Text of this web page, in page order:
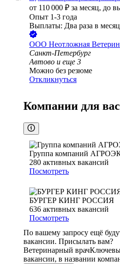
от 110 000 ₽ за месяц, до
Опыт 1-3 года
Выплаты: Два раза в месяц
ООО Неотложная
Санкт-Петербург
Автово и еще 3
Можно без резюме
Откликнуться
Компании для вас
Группа компаний
280 активных вакансий
Посмотреть
БУРГЕР КИНГ РОССИЯ
636 активных вакансий
Посмотреть
По вашему запросу ещё
вакансии. Присылать вам?
Ветеринарный врач
вакансии, в названии